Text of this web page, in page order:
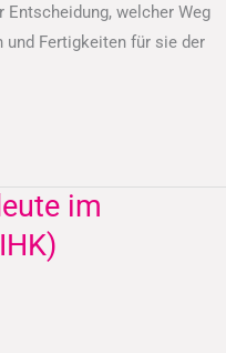
Entscheidung, welcher Weg
und Fertigkeiten für sie der
im